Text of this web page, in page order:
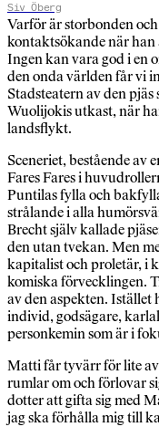
Siv Öberg
Varför är storbonden
kontaktsökande när han
Ingen kan vara god i en
den onda världen får vi
Stadsteatern av den
Wuolijokis utkast, när
landsflykt.
Sceneriet, bestående av
Fares Fares i
Puntilas fylla och
strålande i alla
Brecht själv kallade
den utan tvekan. Men
kapitalist och proletär, i
komiska förvecklingen.
av den aspekten.
individ, godsägare,
personkemin som är i
Matti får tyvärr för lite
rumlar om och förlovar
dotter att gifta sig med
jag ska förhålla mig till